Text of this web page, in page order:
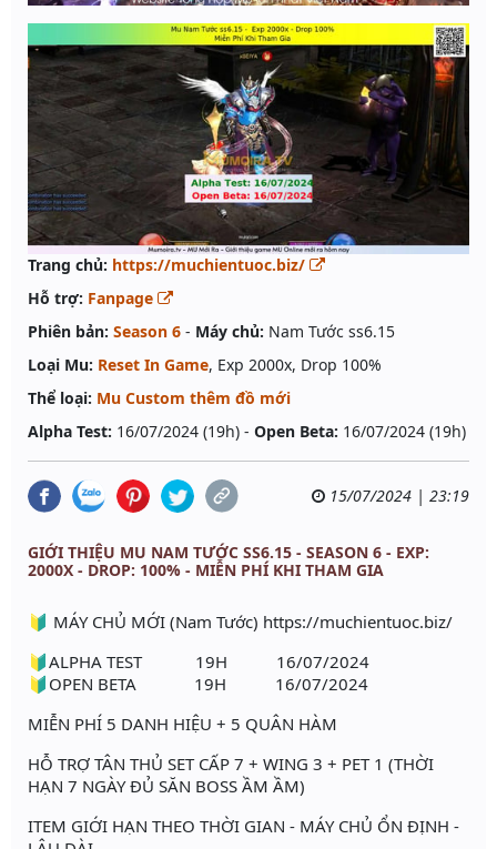
Trang chủ: https://muchientuoc.biz/
Hỗ trợ: Fanpage
Phiên bản: Season 6 - Máy chủ: Nam Tước ss6.15
Loại Mu: Reset In Game, Exp 2000x, Drop 100%
Thể loại: Mu Custom thêm đồ mới
Alpha Test: 16/07/2024 (19h) - Open Beta: 16/07/2024 (19h)
15/07/2024 | 23:19
GIỚI THIỆU MU NAM TƯỚC SS6.15 - SEASON 6 - EXP:
2000X - DROP: 100% - MIỄN PHÍ KHI THAM GIA
🔰 MÁY CHỦ MỚI (Nam Tước) https://muchientuoc.biz/
🔰ALPHA TEST 19H 16/07/2024
🔰OPEN BETA 19H 16/07/2024
MIỄN PHÍ 5 DANH HIỆU + 5 QUÂN HÀM
HỖ TRỢ TÂN THỦ SET CẤP 7 + WING 3 + PET 1 (THỜI
HẠN 7 NGÀY ĐỦ SĂN BOSS ẦM ẦM)
ITEM GIỚI HẠN THEO THỜI GIAN - MÁY CHỦ ỔN ĐỊNH -